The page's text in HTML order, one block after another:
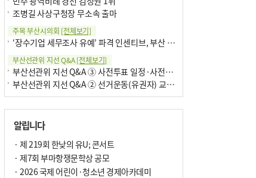
조병길 사상구청장 무소속 출마
주목 부산시의회 [전체보기]
‘장수기업 세무조사 유예’ 파격 인센티브, 부산 유출 막을까
부산선관위 지선 Q&A[전체보기]
부산선관위 지선 Q&A ③ 사전투표 일정·사전투표함 보관
부산선관위 지선 Q&A ② 선거운동(유권자) 교육감투표용지
알립니다
· 제 219회 한낮의 유U; 콘서트
· 제7회 부마항쟁문학상 공모
· 2026 국제 어린이·청소년 경제아카데미